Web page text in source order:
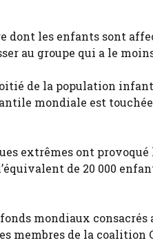
dont les enfants sont
au groupe qui a le
de la population
mondiale est
extrêmes ont
de 20 000
mondiaux
membres de la